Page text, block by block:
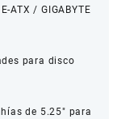
ATX / GIGABYTE
para disco
de 5.25″ para